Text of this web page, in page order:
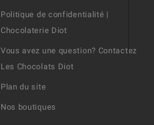
Politique de confidentialité |
Chocolaterie Diot
Vous avez une question? Contactez
Les Chocolats Diot
Plan du site
Nos boutiques